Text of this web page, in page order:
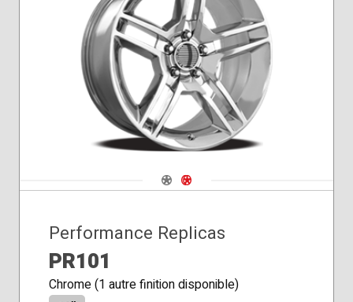
Siège
conique
Navigate 1
Navigate 2
Performance Replicas
PR101
Chrome (1 autre finition disponible)